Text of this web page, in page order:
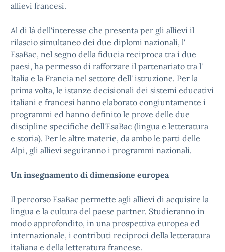
allievi francesi.
Al di là dell'interesse che presenta per gli allievi il
rilascio simultaneo dei due diplomi nazionali, l'
EsaBac, nel segno della fiducia reciproca tra i due
paesi, ha permesso di rafforzare il partenariato tra l'
Italia e la Francia nel settore dell' istruzione. Per la
prima volta, le istanze decisionali dei sistemi educativi
italiani e francesi hanno elaborato congiuntamente i
programmi ed hanno definito le prove delle due
discipline specifiche dell'EsaBac (lingua e letteratura
e storia). Per le altre materie, da ambo le parti delle
Alpi, gli allievi seguiranno i programmi nazionali.
Un insegnamento di dimensione europea
Il percorso EsaBac permette agli allievi di acquisire la
lingua e la cultura del paese partner. Studieranno in
modo approfondito, in una prospettiva europea ed
internazionale, i contributi reciproci della letteratura
italiana e della letteratura francese.